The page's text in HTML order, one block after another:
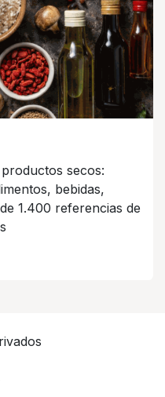
secos:
bebidas,
1.400 referencias de